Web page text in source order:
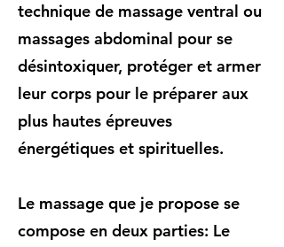
technique de massage ventral ou
massages abdominal pour se
désintoxiquer, protéger et armer
leur corps pour le préparer aux
plus hautes épreuves
énergétiques et spirituelles.
Le massage que je propose se
compose en deux parties: Le